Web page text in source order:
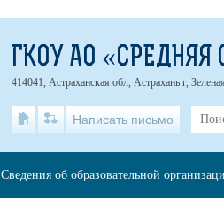
ГКОУ АО
414041, Астраханская обл, Астрахань г,
Написать письмо
Сведения об образовательной